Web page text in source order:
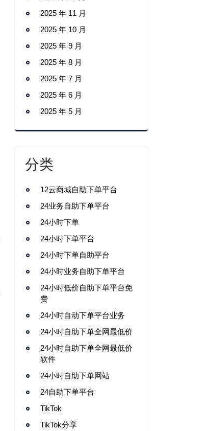
2025 年 11 月
2025 年 10 月
2025 年 9 月
2025 年 8 月
2025 年 7 月
2025 年 6 月
2025 年 5 月
分类
12云商城自助下单平台
24业务自助下单平台
24小时下单
24小时下单平台
24小时下单自助平台
24小时业务自助下单平台
24小时低价自助下单平台免
费
24小时自动下单平台业务
24小时自助下单全网最低价
24小时自助下单全网最低价
软件
24小时自助下单网站
24自助下单平台
TikTok
TikTok分享